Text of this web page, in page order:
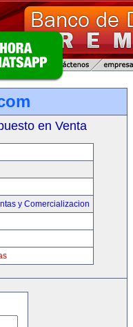
en Venta
y Comercializacion